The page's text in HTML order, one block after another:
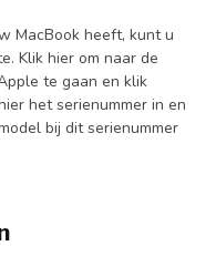
MacBook heeft, kunt u
Klik hier om naar de
te gaan en klik
het serienummer in en
bij dit serienummer